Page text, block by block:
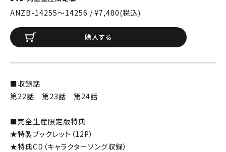
ANZB-14255〜14256 / ¥7,480(税込)
購入する
■収録話
第22話 第23話 第24話
■完全生産限定版特典
★特製ブックレット（12P）
★特典CD（キャラクターソング収録）